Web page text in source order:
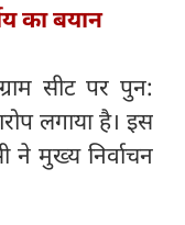
का बयान
सीट पर पुन:
लगाया है। इस
ने मुख्य निर्वाचन